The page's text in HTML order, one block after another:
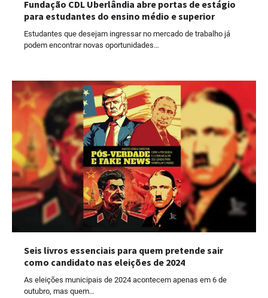
Fundação CDL Uberlândia abre portas de estágio
para estudantes do ensino médio e superior
Estudantes que desejam ingressar no mercado de trabalho já
podem encontrar novas oportunidades…
Seis livros essenciais para quem pretende sair
como candidato nas eleições de 2024
As eleições municipais de 2024 acontecem apenas em 6 de
outubro, mas quem…